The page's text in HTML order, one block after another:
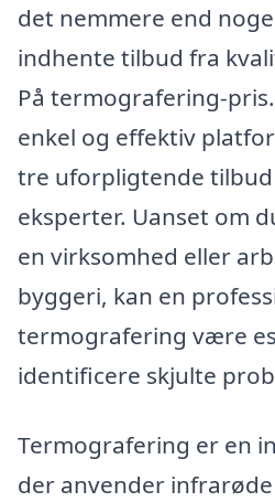
det nemmere end
indhente tilbud fra
På termografering-
enkel og effektiv
tre uforpligtende
eksperter. Uanset om
en virksomhed eller
byggeri, kan en
termografering være
identificere skjulte
Termografering er en
der anvender